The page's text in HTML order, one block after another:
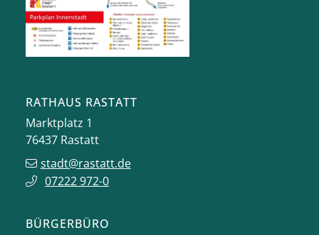
RATHAUS RASTATT
Marktplatz 1
76437 Rastatt
stadt@rastatt.de
07222 972-0
BÜRGERBÜRO